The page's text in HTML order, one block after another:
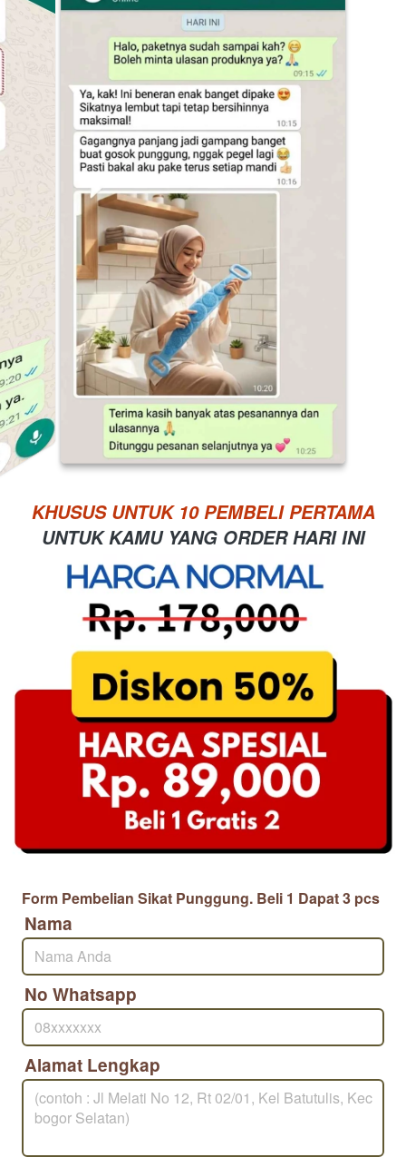
KHUSUS UNTUK 10 PEMBELI PERTAMA
UNTUK KAMU YANG ORDER HARI INI
Form Pembelian Sikat Punggung. Beli 1 Dapat 3 pcs
Nama
No Whatsapp
Alamat Lengkap